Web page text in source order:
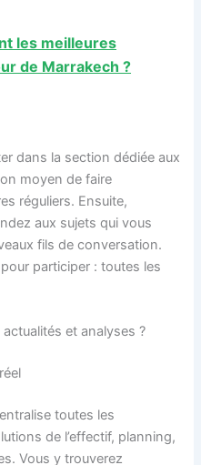
les meilleures
de Marrakech ?
dans la section dédiée aux
moyen de faire
réguliers. Ensuite,
aux sujets qui vous
fils de conversation.
participer : toutes les
et analyses ?
toutes les
de l’effectif, planning,
Vous y trouverez